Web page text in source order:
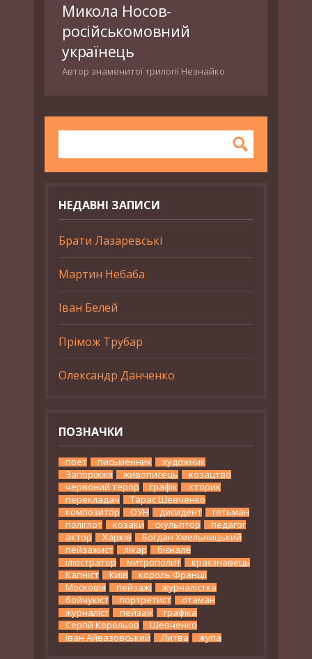
Микола Носов-
російськомовний
українець
Автор знаменитої трилогії Незнайко
НЕДАВНІ ЗАПИСИ
Брати Лазаревські
Мартин Небаба
Іван Белей
Прімож Трубар
Олександр Данченко
ПОЗНАЧКИ
поет письменник
художник
Запоріжжя
живописець
козацтво
червоний терор
графік
історик
перекладач
Тарас Шевченко
композитор
ОУН дисидент
гетьман
поліглот
козаки скульптор
педагог
актор
Харків
Богдан Хмельницький
пейзажист
лікар
бієнале
ілюстратор
митрополит
краєзнавець
Капніст
Київ
король Франції
Московія
пейзажі
журналістка
бойчукіст
портретист
отаман
журналіст
пейзаж
графіка
Сергій Корольов
Шевченко
Іван Айвазовський
Литва жупа